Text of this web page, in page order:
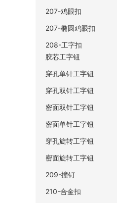
207-鸡眼扣
207-椭圆鸡眼扣
208-工字扣
胶芯工字钮
穿孔单针工字钮
穿孔双针工字钮
密面双针工字钮
密面单针工字钮
穿孔旋转工字钮
密面旋转工字钮
209-撞钉
210-合金扣